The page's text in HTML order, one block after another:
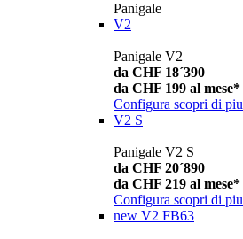
Panigale
V2
Panigale V2
da CHF 18´390
da CHF 199 al mese*
Configura scopri di piu
V2 S
Panigale V2 S
da CHF 20´890
da CHF 219 al mese*
Configura scopri di piu
new V2 FB63